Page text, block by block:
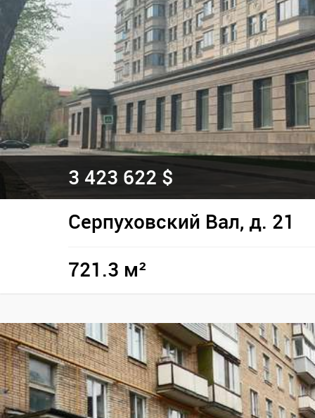
3 423 622 $
Серпуховский Вал, д. 21
721.3 м²